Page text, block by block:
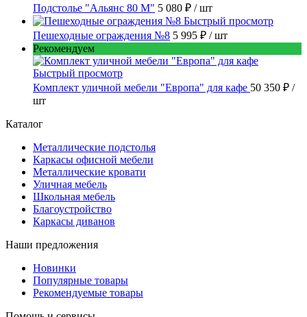
Подстолье "Альянс 80 М" 5 080 ₽ / шт
Быстрый просмотр
Пешеходные ограждения №8 5 995 ₽ / шт
Рекомендуем
Быстрый просмотр
Комплект уличной мебели "Европа" для кафе 50 350 ₽ /
шт
Каталог
Металлические подстолья
Каркасы офисной мебели
Металлические кровати
Уличная мебель
Школьная мебель
Благоустройство
Каркасы диванов
Наши предложения
Новинки
Популярные товары
Рекомендуемые товары